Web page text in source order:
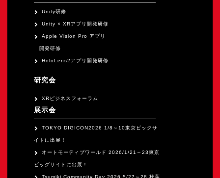
Unity研修
Unity × XRアプリ開発研修
Apple Vision Pro アプリ
開発研修
HoloLens2アプリ開発研修
研究会
XRビジネスフォーラム
展示会
TOKYO DIGICON2026 1/8～10東京ビックサ
イトに出展！
オートモーティブワールド 2026/1/21～23東京
ビッグサイトに出展！
Tsumiki Community Day 2026 5/27～28 秋葉